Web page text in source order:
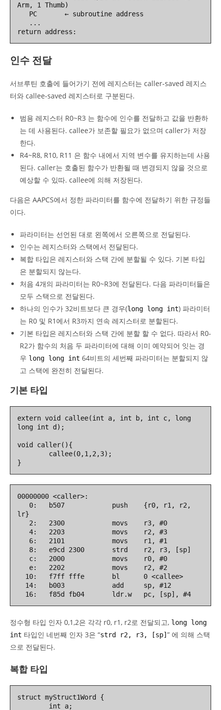
Arm, 1 Thumb)
return address:
인수 전달
서브루틴 호출에 들어가기 전에 레지스터는 caller-saved 레지스
터와 callee-saved 레지스터로 구분된다.
범용 레지스터 R0~R3 는 함수에 인수를 전달하고 값을 반환하
는 데 사용된다. callee가 보존할 필요가 없으며 caller가 저장
한다.
R4~R8, R10, R11 은 함수 내에서 지역 변수를 유지하는데 사용
된다. caller는 호출된 함수가 반환될 때 변경되지 않을 것으로
예상할 수 있따. callee에 의해 저장된다.
다음은 AAPCS에서 정한 파라미터를 함수에 전달하기 위한 규정들
이다.
파라미터는 선언된 대로 왼쪽에서 오른쪽으로 전달된다.
인수는 레지스터와 스택에서 전달된다.
복합 타입은 레지스터와 스택 간에 분할될 수 있다. 기본 타입
은 분할되지 않는다.
처음 4개의 파라미터는 R0~R3에 전달된다. 다음 파라미터들은
모두 스택으로 전달된다.
하나의 인수가 32비트보다 큰 경우(long long int) 파라미터
는 R0 및 R1에서 R3까지 연속 레지스터로 분할된다.
기본 타입은 레지스터와 스택 간에 분할 할 수 없다. 따라서 R0-
R2가 함수의 처음 두 파라미터에 대해 이미 예약되어 잇는 경
우 long long int 64비트의 세번째 파라미터는 분할되지 않
고 스택에 완전히 전달된다.
기본 타입
extern void callee(int a, int b, int c, long
long int d);
void caller(){
}
00000000 <caller>:
lr}
  16:   f85d fb04       ldr.w   pc, [sp], #4
정수형 타입 인자 0,1,2은 각각 r0, r1, r2로 전달되고, long long
int 타입인 네번째 인자 3은 “strd r2, r3, [sp] ” 에 의해 스택
으로 전달된다.
복합 타입
struct myStruct1Word {